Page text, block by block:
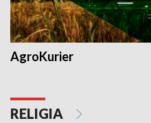
AgroKurier
RELIGIA